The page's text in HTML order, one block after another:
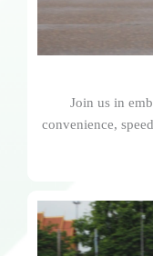
Join us in
convenience,